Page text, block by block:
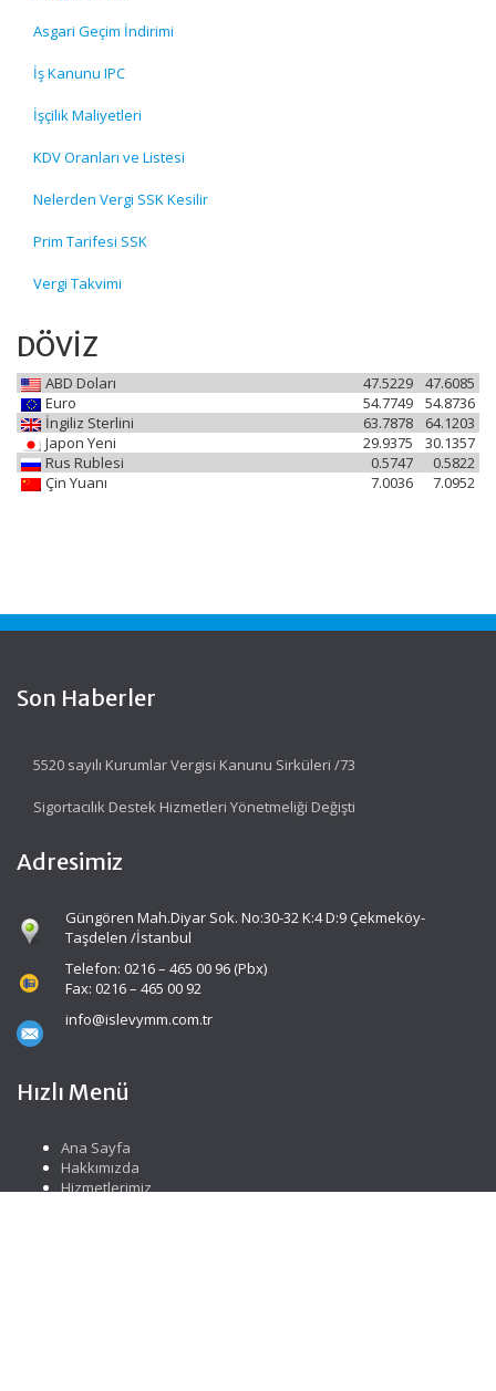
Asgari Geçim İndirimi
İş Kanunu IPC
İşçilik Maliyetleri
KDV Oranları ve Listesi
Nelerden Vergi SSK Kesilir
Prim Tarifesi SSK
Vergi Takvimi
DÖVİZ
ABD Doları 47.6085
47.5229
Euro
54.8736
54.7749
İngiliz Sterlini
64.1203
63.7878
Japon Yeni
30.1357
29.9375
Rus Rublesi
0.5822
0.5747
Çin Yuanı
7.0952
7.0036
Son Haberler
5520 sayılı Kurumlar Vergisi Kanunu Sirküleri /73
Sigortacılık Destek Hizmetleri Yönetmeliği Değişti
Adresimiz
Güngören Mah.Diyar Sok. No:30-32 K:4 D:9 Çekmeköy-
Taşdelen /İstanbul
Telefon: 0216 – 465 00 96 (Pbx)
Fax: 0216 – 465 00 92
info@islevymm.com.tr
Hızlı Menü
Ana Sayfa
Hakkımızda
Hizmetlerimiz